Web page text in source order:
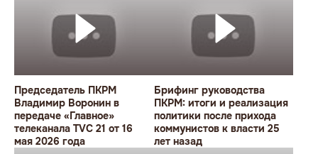
Председатель ПКРМ
Владимир Воронин в
передаче «Главное»
телеканала TVC 21 от 16
мая 2026 года
Брифинг руководства
ПКРМ: итоги и реализация
политики после прихода
коммунистов к власти 25
лет назад